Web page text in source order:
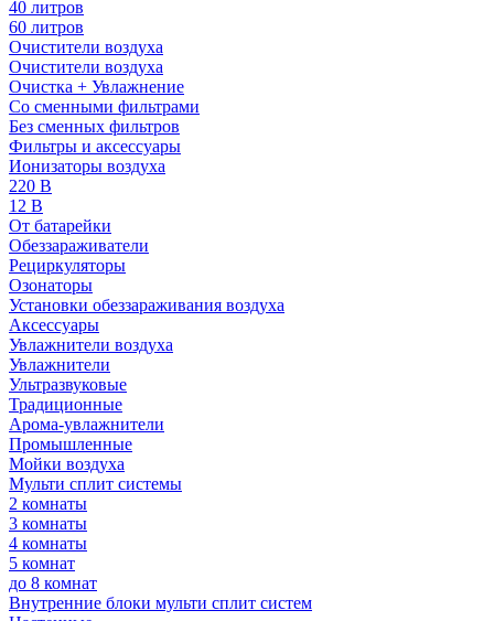
40 литров
60 литров
Очистители воздуха
Очистители воздуха
Очистка + Увлажнение
Cо сменными фильтрами
Без сменных фильтров
Фильтры и аксессуары
Ионизаторы воздуха
220 В
12 В
От батарейки
Обеззараживатели
Рециркуляторы
Озонаторы
Установки обеззараживания воздуха
Аксессуары
Увлажнители воздуха
Увлажнители
Ультразвуковые
Традиционные
Арома-увлажнители
Промышленные
Мойки воздуха
Мульти сплит системы
2 комнаты
3 комнаты
4 комнаты
5 комнат
до 8 комнат
Внутренние блоки мульти сплит систем